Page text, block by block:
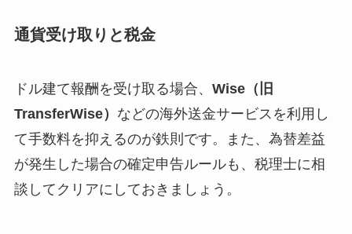
通貨受け取りと税金
ドル建て報酬を受け取る場合、 Wise（旧
TransferWise） などの海外送金サービスを利用し
て手数料を抑えるのが鉄則です。また、為替差益
が発生した場合の確定申告ルールも、税理士に相
談してクリアにしておきましょう。